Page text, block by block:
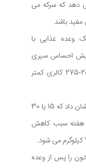
دهد که سرکه می
مفید باشد.
وعده غذایی با
احساس سیری
شود و مردم برای باقیمانده روز 200-275 کالری کمتر
یک مطالعه در افراد چاق همچنین نشان داد که 15 یا 30
میلی لیتر سرکه در روز به مدت 12 هفته سبب کاهش
را پس از وعده